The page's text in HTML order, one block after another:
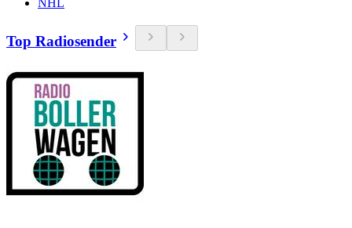
NHL
Top Radiosender